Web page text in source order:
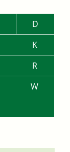
D
K
R
W